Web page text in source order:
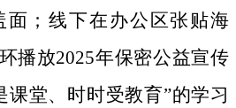
面；线下在办公区张贴海
播放2025年保密公益宣传
课堂、时时受教育”的学习